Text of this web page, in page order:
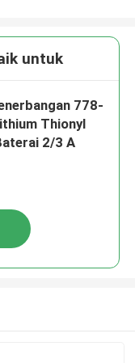
untuk
778-
Thionyl
2/3 A